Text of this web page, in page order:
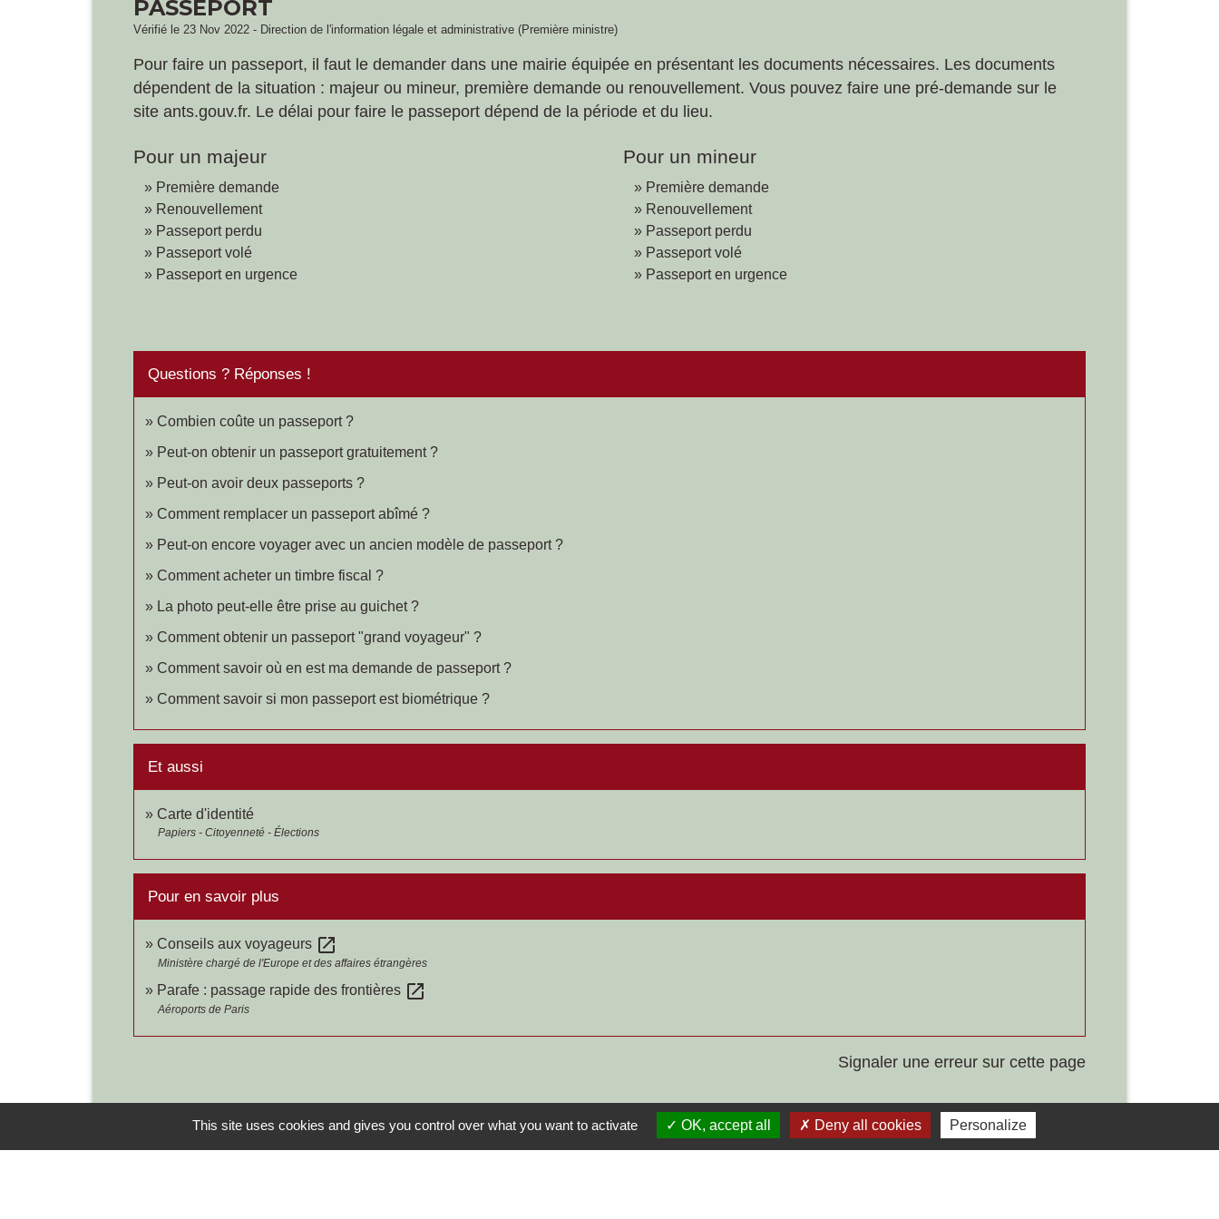
PASSEPORT
Vérifié le 23 Nov 2022 - Direction de l'information légale et administrative (Première ministre)
Pour faire un passeport, il faut le demander dans une mairie équipée en présentant les documents nécessaires. Les documents
dépendent de la situation : majeur ou mineur, première demande ou renouvellement. Vous pouvez faire une pré-demande sur le
site ants.gouv.fr. Le délai pour faire le passeport dépend de la période et du lieu.
Pour un majeur
Première demande
Renouvellement
Passeport perdu
Passeport volé
Passeport en urgence
Pour un mineur
Première demande
Renouvellement
Passeport perdu
Passeport volé
Passeport en urgence
Questions ? Réponses !
Combien coûte un passeport ?
Peut-on obtenir un passeport gratuitement ?
Peut-on avoir deux passeports ?
Comment remplacer un passeport abîmé ?
Peut-on encore voyager avec un ancien modèle de passeport ?
Comment acheter un timbre fiscal ?
La photo peut-elle être prise au guichet ?
Comment obtenir un passeport "grand voyageur" ?
Comment savoir où en est ma demande de passeport ?
Comment savoir si mon passeport est biométrique ?
Et aussi
Carte d'identité
Papiers - Citoyenneté - Élections
Pour en savoir plus
Conseils aux voyageurs open_in_new
Ministère chargé de l'Europe et des affaires étrangères
Parafe : passage rapide des frontières open_in_new
Aéroports de Paris
Signaler une erreur sur cette page
This site uses cookies and gives you control over what you want to activate OK, accept all Deny all cookies Personalize